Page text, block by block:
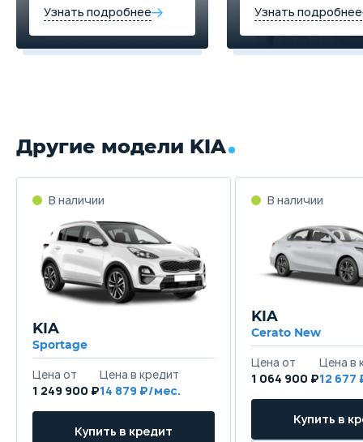
Узнать подробнее Узнать подробнее
Другие модели KIA
В наличии
KIA
Sportage
Цена от
1 249 900 ₽
Цена в кредит
14 879 ₽/мес.
Купить в кредит
В наличии
KIA
Cerato New
Цена от
1 064 900 ₽
Цена в
12
Купить в